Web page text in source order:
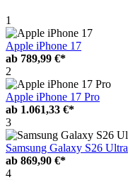
1
Apple iPhone 17
ab 789,99 €*
2
Apple iPhone 17 Pro
ab 1.061,33 €*
3
Samsung Galaxy S26 Ultra
ab 869,90 €*
4